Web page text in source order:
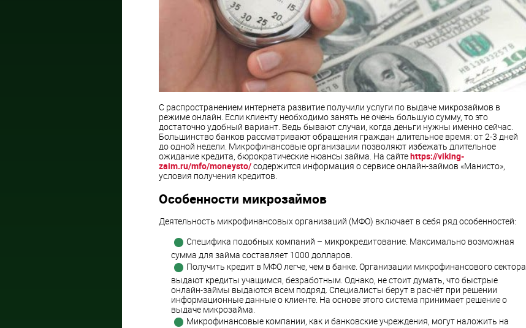
С распространением интернета развитие получили услуги по выдаче микрозаймов в
режиме онлайн. Если клиенту необходимо занять не очень большую сумму, то это
достаточно удобный вариант. Ведь бывают случаи, когда деньги нужны именно сейчас.
Большинство банков рассматривают обращения граждан длительное время: от 2-3 дней
до одной недели. Микрофинансовые организации позволяют избежать длительное
ожидание кредита, бюрократические нюансы займа. На сайтеhttps://viking-
zaim.ru/mfo/moneysto/содержится информация о сервисе онлайн-займов «Манисто»,
условия получения кредитов.
Особенности микрозаймов
Деятельность микрофинансовых организаций (МФО) включает в себя ряд особенностей:
Специфика подобных компаний – микрокредитование. Максимально возможная
сумма для займа составляет 1000 долларов.
Получить кредит в МФО легче, чем в банке. Организации микрофинансового сектора
выдают кредиты учащимся, безработным. Однако, не стоит думать, что быстрые
онлайн-займы выдаются всем подряд. Специалисты берут в расчёт при решении
информационные данные о клиенте. На основе этого система принимает решение о
выдаче микрозайма.
Микрофинансовые компании, как и банковские учреждения, могут наложить на